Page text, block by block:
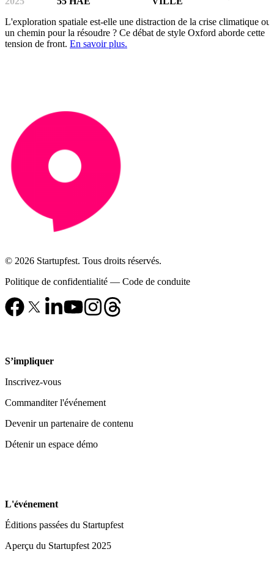
L'exploration spatiale est-elle une distraction de la crise climatique ou
un chemin pour la résoudre ? Ce débat de style Oxford aborde cette
tension de front. En savoir plus.
© 2026 Startupfest. Tous droits réservés.
Politique de confidentialité — Code de conduite
S’impliquer
Inscrivez-vous
Commanditer l'événement
Devenir un partenaire de contenu
Détenir un espace démo
L'événement
Éditions passées du Startupfest
Aperçu du Startupfest 2025